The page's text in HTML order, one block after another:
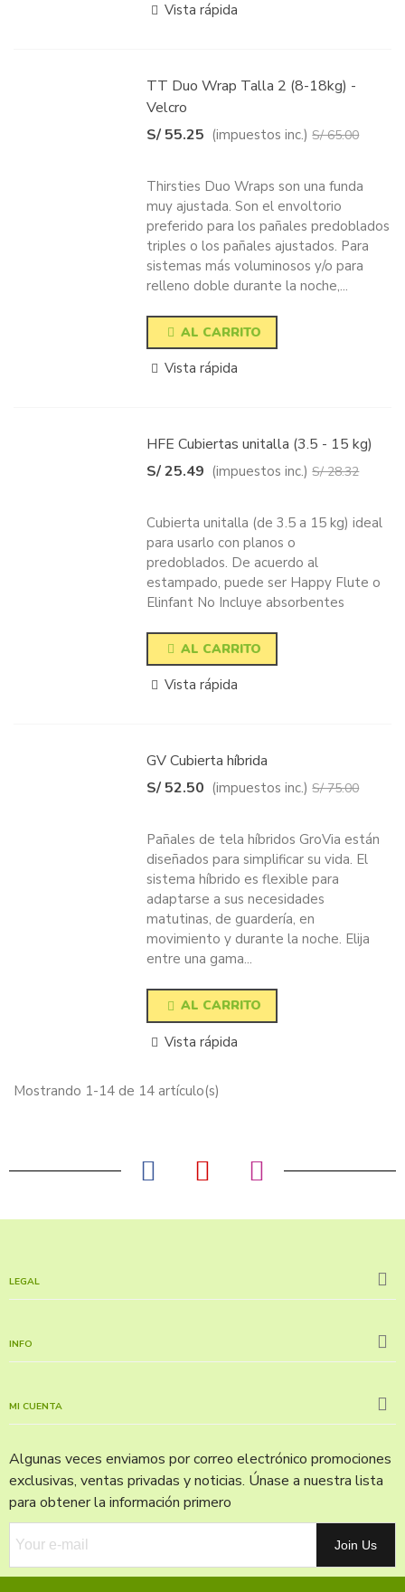
Vista rápida
TT Duo Wrap Talla 2 (8-18kg) -
Velcro
S/ 55.25 (impuestos inc.) S/ 65.00
Thirsties Duo Wraps son una funda
muy ajustada. Son el envoltorio
preferido para los pañales predoblados
triples o los pañales ajustados. Para
sistemas más voluminosos y/o para
relleno doble durante la noche,...
AL CARRITO
Vista rápida
HFE Cubiertas unitalla (3.5 - 15 kg)
S/ 25.49 (impuestos inc.) S/ 28.32
Cubierta unitalla (de 3.5 a 15 kg) ideal
para usarlo con planos o
predoblados. De acuerdo al
estampado, puede ser Happy Flute o
Elinfant No Incluye absorbentes
AL CARRITO
Vista rápida
GV Cubierta híbrida
S/ 52.50 (impuestos inc.) S/ 75.00
Pañales de tela híbridos GroVia están
diseñados para simplificar su vida. El
sistema híbrido es flexible para
adaptarse a sus necesidades
matutinas, de guardería, en
movimiento y durante la noche. Elija
entre una gama...
AL CARRITO
Vista rápida
Mostrando 1-14 de 14 artículo(s)
LEGAL
INFO
MI CUENTA
Algunas veces enviamos por correo electrónico promociones
exclusivas, ventas privadas y noticias. Únase a nuestra lista
para obtener la información primero
Join Us